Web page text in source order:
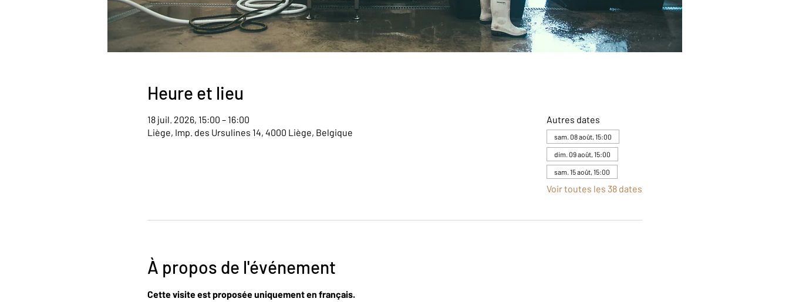
Heure et lieu
18 juil. 2026, 15:00 – 16:00
Liège, Imp. des Ursulines 14, 4000 Liège, Belgique
Autres dates
sam. 08 août, 15:00
dim. 09 août, 15:00
sam. 15 août, 15:00
Voir toutes les 38 dates
À propos de l'événement
Cette visite est proposée uniquement en français.